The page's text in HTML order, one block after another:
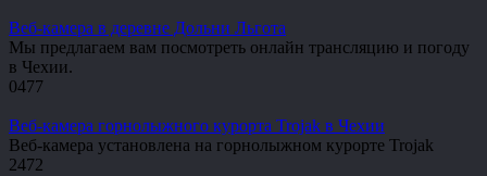
Веб-камера в деревне Дольни Льгота
Мы предлагаем вам посмотреть онлайн трансляцию и погоду
в Чехии.
0477
Веб-камера горнолыжного курорта Trojak в Чехии
Веб-камера установлена на горнолыжном курорте Trojak
2472